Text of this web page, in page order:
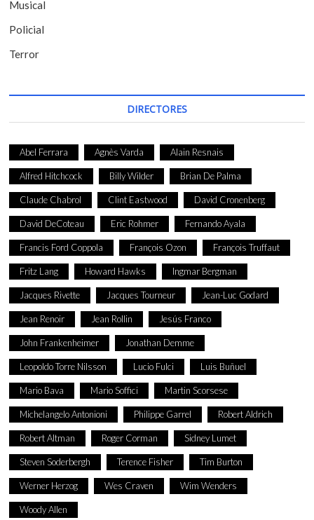
a
s
Musical
Policial
Terror
DIRECTORES
Abel Ferrara Agnès Varda Alain Resnais
Alfred Hitchcock Billy Wilder Brian De Palma
Claude Chabrol Clint Eastwood David Cronenberg
David DeCoteau Eric Rohmer Fernando Ayala
Francis Ford Coppola François Ozon François Truffaut
Fritz Lang Howard Hawks Ingmar Bergman
Jacques Rivette Jacques Tourneur Jean-Luc Godard
Jean Renoir Jean Rollin Jesús Franco
John Frankenheimer Jonathan Demme
Leopoldo Torre Nilsson Lucio Fulci Luis Buñuel
Mario Bava Mario Soffici Martin Scorsese
Michelangelo Antonioni Philippe Garrel Robert Aldrich
Robert Altman Roger Corman Sidney Lumet
Steven Soderbergh Terence Fisher Tim Burton
Werner Herzog Wes Craven Wim Wenders
Woody Allen